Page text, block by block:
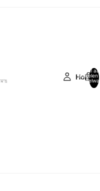
Home
Totaal
artikelen